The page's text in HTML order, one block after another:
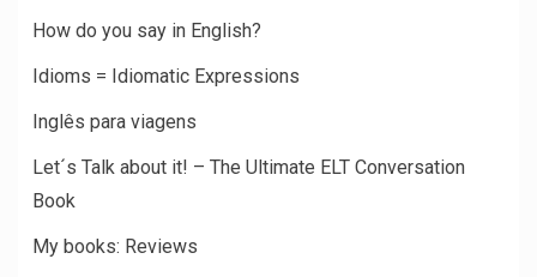
How do you say in English?
Idioms = Idiomatic Expressions
Inglês para viagens
Let´s Talk about it! – The Ultimate ELT Conversation
Book
My books: Reviews